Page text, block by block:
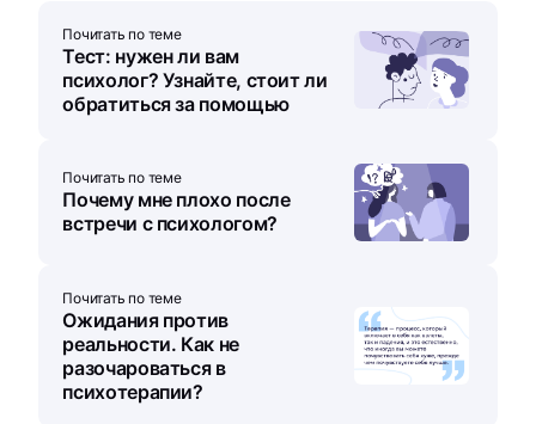
Почитать по теме
Тест: нужен ли вам
психолог? Узнайте, стоит ли
обратиться за помощью
Почитать по теме
Почему мне плохо после
встречи с психологом?
Почитать по теме
Ожидания против
реальности. Как не
разочароваться в
психотерапии?